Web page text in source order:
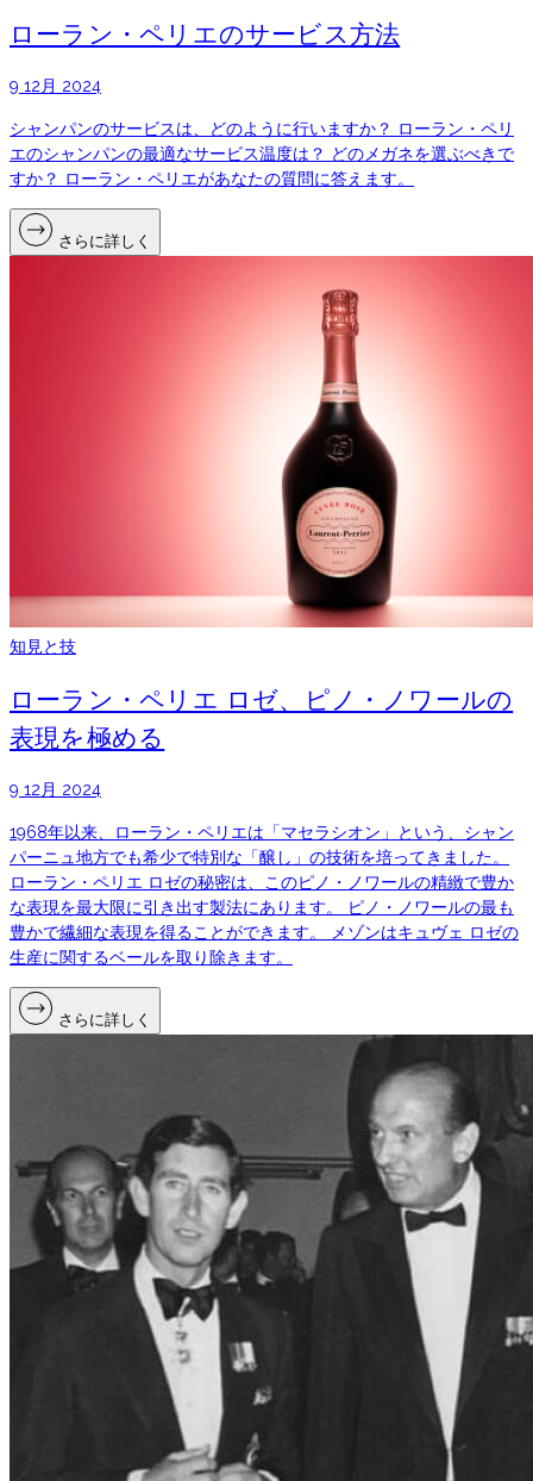
ローラン・ペリエのサービス方法
9 12月 2024
シャンパンのサービスは、どのように行いますか？ ローラン・ペリ
エのシャンパンの最適なサービス温度は？ どのメガネを選ぶべきで
すか？ ローラン・ペリエがあなたの質問に答えます。
さらに詳しく
知見と技
ローラン・ペリエ ロゼ、ピノ・ノワールの
表現を極める
9 12月 2024
1968年以来、ローラン・ペリエは「マセラシオン」という、シャン
パーニュ地方でも希少で特別な「醸し」の技術を培ってきました。
ローラン・ペリエ ロゼの秘密は、このピノ・ノワールの精緻で豊か
な表現を最大限に引き出す製法にあります。 ピノ・ノワールの最も
豊かで繊細な表現を得ることができます。 メゾンはキュヴェ ロゼの
生産に関するベールを取り除きます。
さらに詳しく